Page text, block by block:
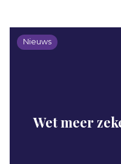
Nieuws
Wet meer